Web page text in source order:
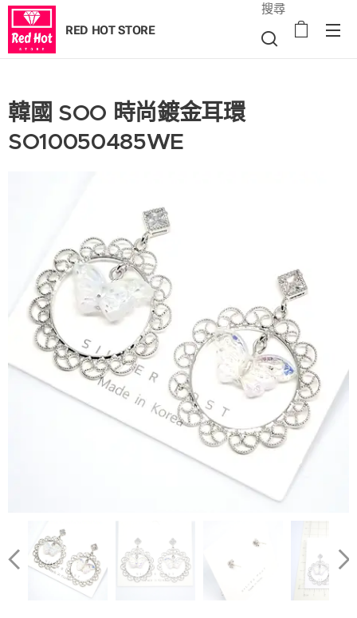
RED HOT STORE
搜尋
韓國 SOO 時尚鍍金耳環
SO10050485WE